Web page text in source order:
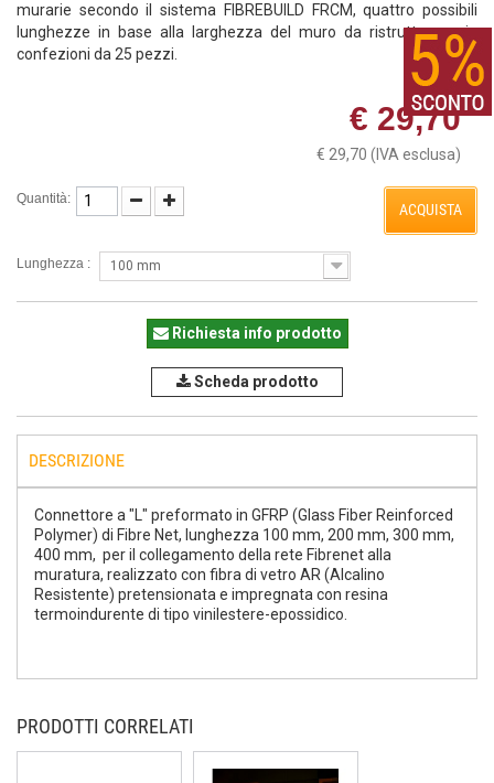
murarie secondo il sistema FIBREBUILD FRCM, quattro possibili
lunghezze in base alla larghezza del muro da ristrutturare, in
confezioni da 25 pezzi.
€ 29,70
€ 29,70 (IVA esclusa)
Quantità:
ACQUISTA
Lunghezza : 100 mm
Richiesta info prodotto
Scheda prodotto
DESCRIZIONE
Connettore a "L" preformato in GFRP (Glass Fiber Reinforced
Polymer) di Fibre Net, lunghezza 100 mm, 200 mm, 300 mm,
400 mm, per il collegamento della rete Fibrenet alla
muratura, realizzato con fibra di vetro AR (Alcalino
Resistente) pretensionata e impregnata con resina
termoindurente di tipo vinilestere-epossidico.
PRODOTTI CORRELATI